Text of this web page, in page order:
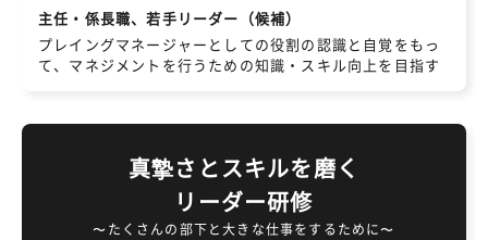
主任・係長職、若手リーダー（候補）
プレイングマネージャーとしての役割の認識と自覚をもっ
て、マネジメントを行うための知識・スキル向上を目指す
真摯さとスキルを磨く
リーダー研修
〜たくさんの部下と大きな仕事をするために〜